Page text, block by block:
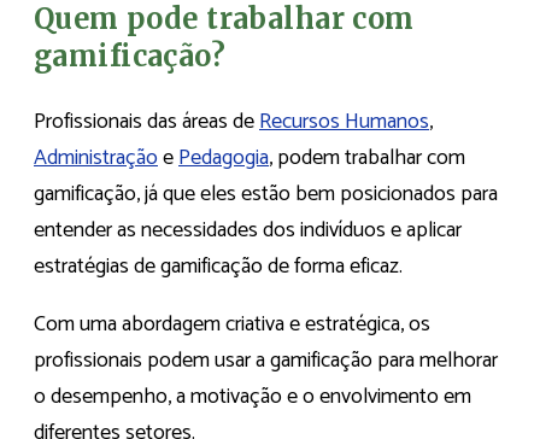
Quem pode trabalhar com
gamificação?
Profissionais das áreas deRecursos Humanos,
AdministraçãoePedagogia, podem trabalhar com
gamificação, já que eles estão bem posicionados para
entender as necessidades dos indivíduos e aplicar
estratégias de gamificação de forma eficaz.
Com uma abordagem criativa e estratégica, os
profissionais podem usar a gamificação para melhorar
o desempenho, a motivação e o envolvimento em